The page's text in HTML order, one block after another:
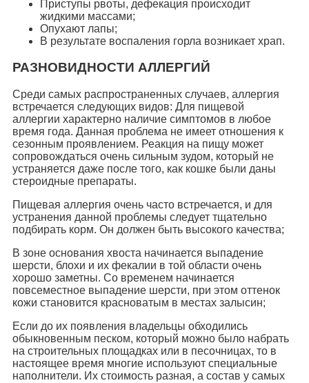
Приступы рвоты, дефекация происходит
жидкими массами;
Опухают лапы;
В результате воспаления горла возникает храп.
РАЗНОВИДНОСТИ АЛЛЕРГИЙ
Среди самых распространенных случаев, аллергия
встречается следующих видов: Для пищевой
аллергии характерно наличие симптомов в любое
время года. Данная проблема не имеет отношения к
сезонным проявлением. Реакция на пищу может
сопровождаться очень сильным зудом, который не
устраняется даже после того, как кошке были даны
стероидные препараты.
Пищевая аллергия очень часто встречается, и для
устранения данной проблемы следует тщательно
подбирать корм. Он должен быть высокого качества;
В зоне основания хвоста начинается выпадение
шерсти, блохи и их фекалии в той области очень
хорошо заметны. Со временем начинается
повсеместное выпадение шерсти, при этом оттенок
кожи становится красноватым в местах залысин;
Если до их появления владельцы обходились
обыкновенным песком, который можно было набрать
на строительных площадках или в песочницах, то в
настоящее время многие используют специальные
наполнители. Их стоимость разная, а состав у самых